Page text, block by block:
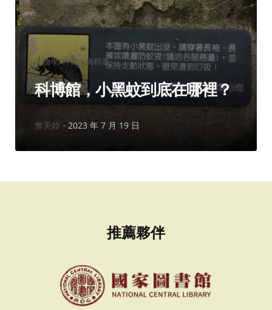
分
類：
生物學 科普文摘精選
科博館，小黑蚊到底在哪裡？
作
詹美鈴 2023 年 7 月 19 日
推薦夥伴